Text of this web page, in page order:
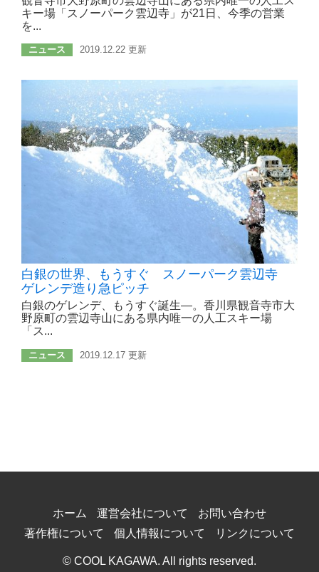
キー場「スノーパーク雲辺寺」が21日、今季の営業
を...
ニュース 2019.12.22 更新
白銀の世界、もうすぐ スノーパーク雲辺寺
ゲレンデ造り急ピッチ
白銀のゲレンデ、もうすぐ誕生―。香川県観音寺市大
野原町の雲辺寺山にある県内唯一の人工スキー場
「ス...
ニュース 2019.12.17 更新
ホーム 運営会社について
お問い合わせ
著作権について
個人情報について リンクについて
© COOL KAGAWA. All rights reserved.